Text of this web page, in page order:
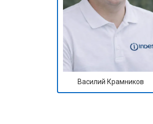
Василий Крамников